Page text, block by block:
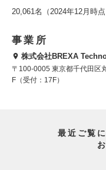
20,061名（2024年12月時点
事業所
株式会社BREXA
〒100-0005 東京都千代田区
F（受付：17F）
最近ご覧